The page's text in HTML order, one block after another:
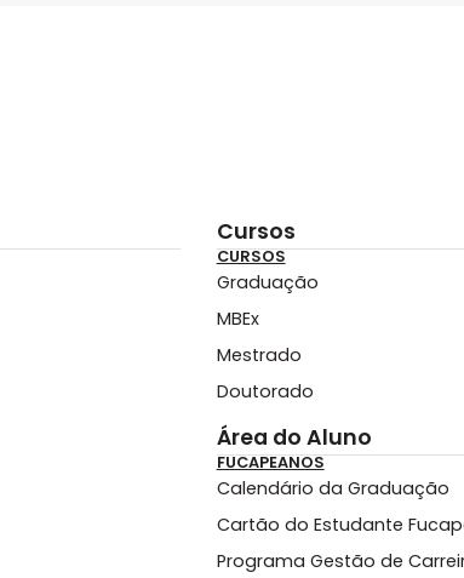
Cursos
CURSOS
Graduação
MBEx
Mestrado
Doutorado
Área do Aluno
FUCAPEANOS
Calendário da Graduação
Cartão do Estudante
Programa Gestão de